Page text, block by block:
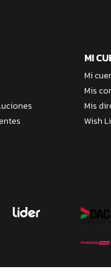
MI
Mi
Mis
Mis
Wish